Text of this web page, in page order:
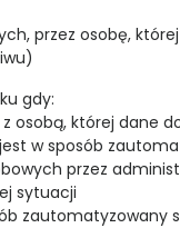
przez osobę,
gdy:
osobą, której dane
w sposób
przez
sytuacji
zautomatyzowany